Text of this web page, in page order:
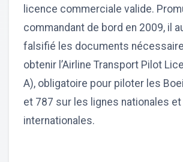
licence commerciale valide.
commandant de bord en 2009, il
falsifié les documents
obtenir l’Airline Transport Pilot
A), obligatoire pour piloter les
et 787 sur les lignes nationales et
internationales.